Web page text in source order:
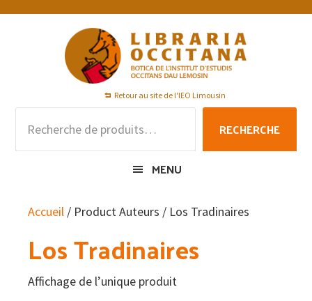
Passer
Passer
Passer
Retour au site de l'IEO Limousin
pour :
RECHERCHE
MENU
Accueil / Product Auteurs / Los Tradinaires
Los Tradinaires
Affichage de l’unique produit